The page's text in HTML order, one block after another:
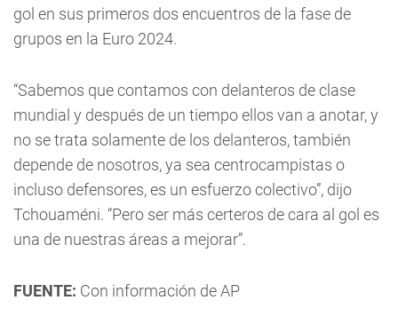
gol en sus primeros dos encuentros de la fase de
grupos en la Euro 2024.
“Sabemos que contamos con delanteros de clase
mundial y después de un tiempo ellos van a anotar, y
no se trata solamente de los delanteros, también
depende de nosotros, ya sea centrocampistas o
incluso defensores, es un esfuerzo colectivo”, dijo
Tchouaméni. “Pero ser más certeros de cara al gol es
una de nuestras áreas a mejorar”.
FUENTE: Con información de AP